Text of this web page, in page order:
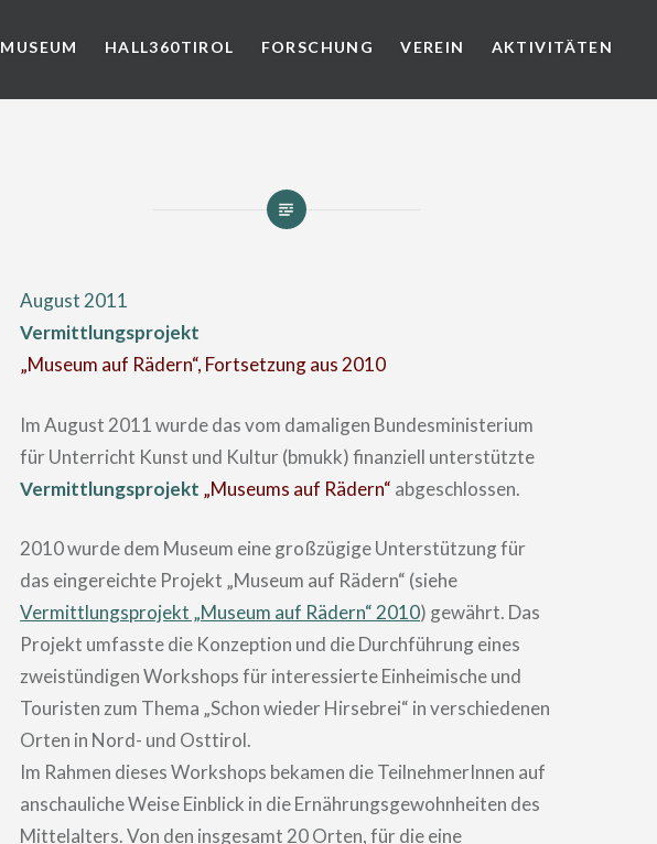
MUSEUM HALL360TIROL FORSCHUNG VEREIN AKTIVITÄTEN
August 2011
Vermittlungsprojekt
„Museum auf Rädern“, Fortsetzung aus 2010
Im August 2011 wurde das vom damaligen Bundesministerium
für Unterricht Kunst und Kultur (bmukk) finanziell unterstützte
Vermittlungsprojekt „Museums auf Rädern“ abgeschlossen.
2010 wurde dem Museum eine großzügige Unterstützung für
das eingereichte Projekt „Museum auf Rädern“ (siehe
Vermittlungsprojekt „Museum auf Rädern“ 2010) gewährt. Das
Projekt umfasste die Konzeption und die Durchführung eines
zweistündigen Workshops für interessierte Einheimische und
Touristen zum Thema „Schon wieder Hirsebrei“ in verschiedenen
Orten in Nord- und Osttirol.
Im Rahmen dieses Workshops bekamen die TeilnehmerInnen auf
anschauliche Weise Einblick in die Ernährungsgewohnheiten des
Mittelalters. Von den insgesamt 20 Orten, für die eine